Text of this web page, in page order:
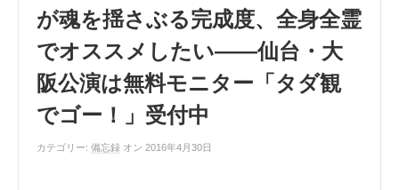
が魂を揺さぶる完成度、全身全霊
でオススメしたい――仙台・大
阪公演は無料モニター「タダ観
でゴー！」受付中
カテゴリー: 備忘録 オン 2016年4月30日